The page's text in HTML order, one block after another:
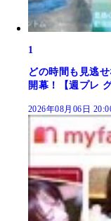
1
どの時間も見逃
開幕！【週プレ
2026年08月06日